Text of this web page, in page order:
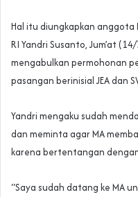
Hal itu diungkapkan anggota
RI Yandri Susanto, Jum’at
mengabulkan permohonan
pasangan berinisial JEA dan
Yandri mengaku sudah
dan meminta agar MA
karena bertentangan
“Saya sudah datang ke MA